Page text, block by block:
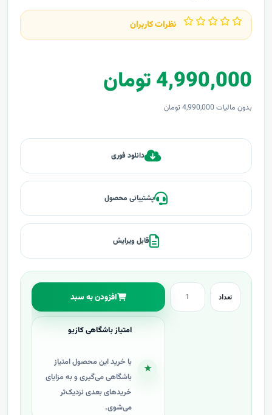
نظرات کاربران
4,990,000 تومان
بدون مالیات 4,990,000 تومان
دانلود فوری
پشتیبانی محصول
قابل ویرایش
تعداد افزودن به سبد
★
امتیاز باشگاهی کازیو
با خرید این محصول امتیاز
باشگاهی می‌گیری و به مزایای
خریدهای بعدی نزدیک‌تر
می‌شوی.